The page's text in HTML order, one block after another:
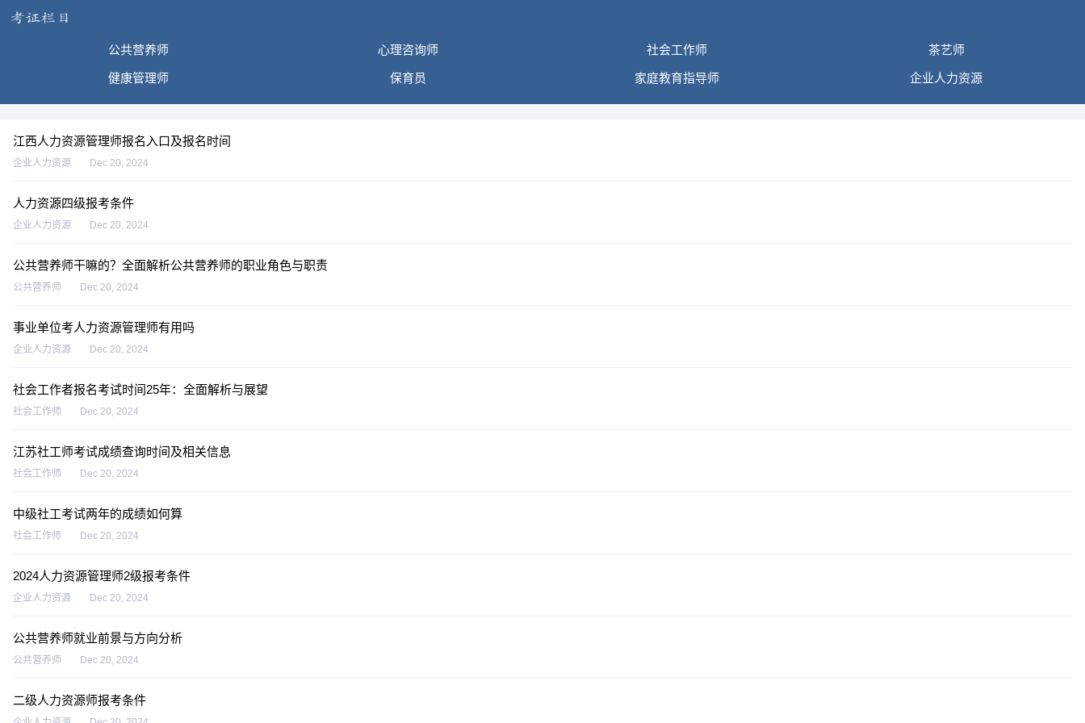
公共营养师 心理咨询师 社会工作师 茶艺师
健康管理师 保育员 家庭教育指导师 企业人力资源
江西人力资源管理师报名入口及报名时间
企业人力资源 Dec 20, 2024
人力资源四级报考条件
企业人力资源 Dec 20, 2024
公共营养师干嘛的？全面解析公共营养师的职业角色与职责
公共营养师 Dec 20, 2024
事业单位考人力资源管理师有用吗
企业人力资源 Dec 20, 2024
社会工作者报名考试时间25年：全面解析与展望
社会工作师 Dec 20, 2024
江苏社工师考试成绩查询时间及相关信息
社会工作师 Dec 20, 2024
中级社工考试两年的成绩如何算
社会工作师 Dec 20, 2024
2024人力资源管理师2级报考条件
企业人力资源 Dec 20, 2024
公共营养师就业前景与方向分析
公共营养师 Dec 20, 2024
二级人力资源师报考条件